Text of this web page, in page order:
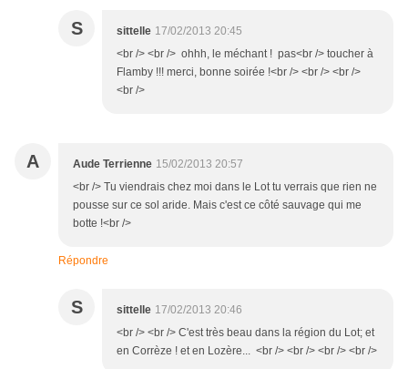
S sittelle 17/02/2013 20:45
<br /> <br /> ohhh, le méchant ! pas<br /> toucher à
Flamby !!! merci, bonne soirée !<br /> <br /> <br />
<br />
A Aude Terrienne 15/02/2013 20:57
<br /> Tu viendrais chez moi dans le Lot tu verrais que rien ne
pousse sur ce sol aride. Mais c'est ce côté sauvage qui me
botte !<br />
Répondre
S sittelle 17/02/2013 20:46
<br /> <br /> C'est très beau dans la région du Lot; et
en Corrèze ! et en Lozère... <br /> <br /> <br /> <br />